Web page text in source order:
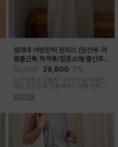
셀레네 아방핀턱 원피스 (임산부 여
름출근룩,하객룩/벌룬소매/출산후
29,800 7%
시크하면서 심플한 디자인으로 착용만
해도 무드있게 연출해주는 여름 원피스